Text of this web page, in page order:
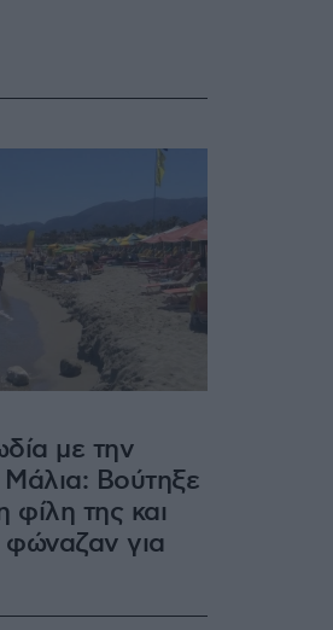
με την
Βούτηξε
φίλη της και
φώναζαν για